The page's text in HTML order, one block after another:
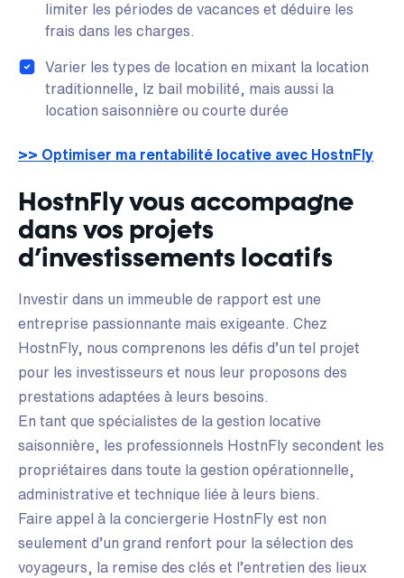
limiter les périodes de vacances et déduire les
frais dans les charges.
Varier les types de location en mixant la location
traditionnelle, lz bail mobilité, mais aussi la
location saisonnière ou courte durée
>> Optimiser ma rentabilité locative avec HostnFly
HostnFly vous accompagne
dans vos projets
d’investissements locatifs
Investir dans un immeuble de rapport est une
entreprise passionnante mais exigeante. Chez
HostnFly, nous comprenons les défis d’un tel projet
pour les investisseurs et nous leur proposons des
prestations adaptées à leurs besoins.
En tant que spécialistes de la gestion locative
saisonnière, les professionnels HostnFly secondent les
propriétaires dans toute la gestion opérationnelle,
administrative et technique liée à leurs biens.
Faire appel à la conciergerie HostnFly est non
seulement d’un grand renfort pour la sélection des
voyageurs, la remise des clés et l’entretien des lieux